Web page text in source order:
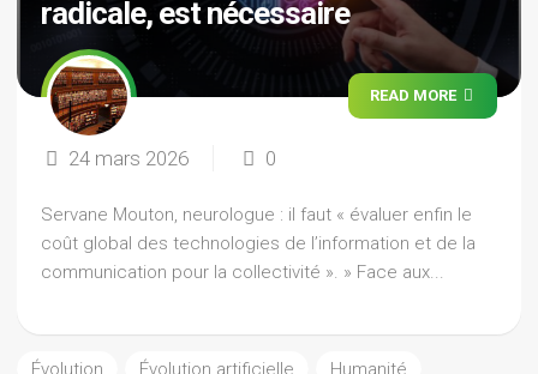
radicale, est nécessaire
READ MORE
24 mars 2026 0
Servane Mouton, neurologue : il faut « évaluer enfin le
coût global des technologies de l’information et de la
communication pour la collectivité ». » Face aux...
Évolution Évolution artificielle Humanité